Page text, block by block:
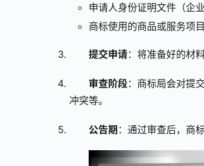
申请人身份证明文件（企
商标使用的商品或服务项
提交申请：将准备好的材
审查阶段：商标局会对提
冲突等。
公告期 ：通过审查后，商